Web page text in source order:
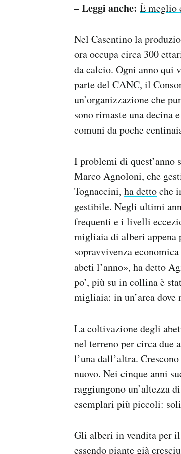
– Leggi anche: È meglio
Nel Casentino la
ora occupa circa 300
da calcio. Ogni anno qui
parte del CANC, il
un’organizzazione che
sono rimaste una decina
comuni da poche
I problemi di
Marco Agnoloni, che
Tognaccini, ha dettoche
gestibile. Negli ultimi
frequenti e i livelli
migliaia di alberi appena
sopravvivenza
abeti l’anno», ha detto
po’, più su in collina è
migliaia: in un’area
La coltivazione degli
nel terreno per circa due
l’una dall’altra.
nuovo. Nei cinque anni
raggiungono un’altezza
esemplari più piccoli:
Gli alberi in vendita per
essendo piante già